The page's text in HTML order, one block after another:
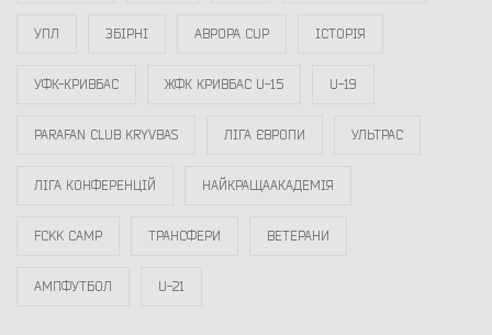
УПЛ ЗБІРНІ АВРОРА CUP ІСТОРІЯ
УФК-КРИВБАС ЖФК КРИВБАС U-15 U-19
PARAFAN CLUB KRYVBAS ЛІГА ЄВРОПИ УЛЬТРАС
ЛІГА КОНФЕРЕНЦІЙ НАЙКРАЩААКАДЕМІЯ
FCKK CAMP ТРАНСФЕРИ ВЕТЕРАНИ
АМПФУТБОЛ U-21